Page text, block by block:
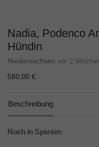
Nadia, Podenco
Hündin
Niedersachsen vor 2
580,00 €
Beschreibung
Noch in Spanien